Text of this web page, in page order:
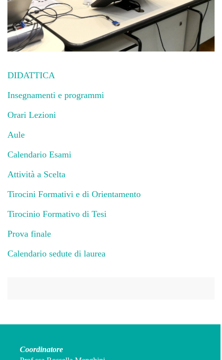
DIDATTICA
Insegnamenti e programmi
Orari Lezioni
Aule
Calendario Esami
Attività a Scelta
Tirocini Formativi e di Orientamento
Tirocinio Formativo di Tesi
Prova finale
Calendario sedute di laurea
Coordinatore